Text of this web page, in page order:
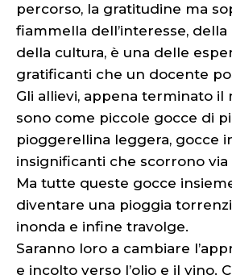
percorso, la gratitudine ma
fiammella dell’interesse, della
della cultura, è una delle
gratificanti che un docente
Gli allievi, appena terminato il
sono come piccole gocce di
pioggerellina leggera, gocce
insignificanti che scorrono via
Ma tutte queste gocce
diventare una pioggia
inonda e infine travolge.
Saranno loro a cambiare
e incolto verso l’olio e il vino.